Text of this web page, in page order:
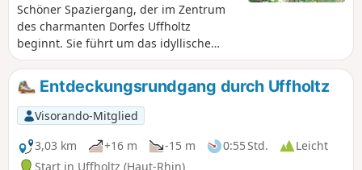
Schöner Spaziergang, der im Zentrum
des charmanten Dorfes Uffholtz
beginnt. Sie führt um das idyllische
Plateau de la Loh herum, wo sich
Obstgärten, Weinberge, Wiesen und
Felder abwechseln. Sie führt in den
Gemeindewald von Uffholtz hinein und
unternimmt den Aufstieg zum Ausläufer
der Schletzenburg mit ihrer prächtigen
alten Eiche. Auf dem Rückweg folgt der
Entdeckungsrundgang durch Uffholtz
Visorando-Mitglied
3,03 km
+16 m -15 m 0:55 Std.
Leicht
Start in Uffholtz (Haut-Rhin)